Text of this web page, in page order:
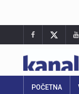
POČETNA